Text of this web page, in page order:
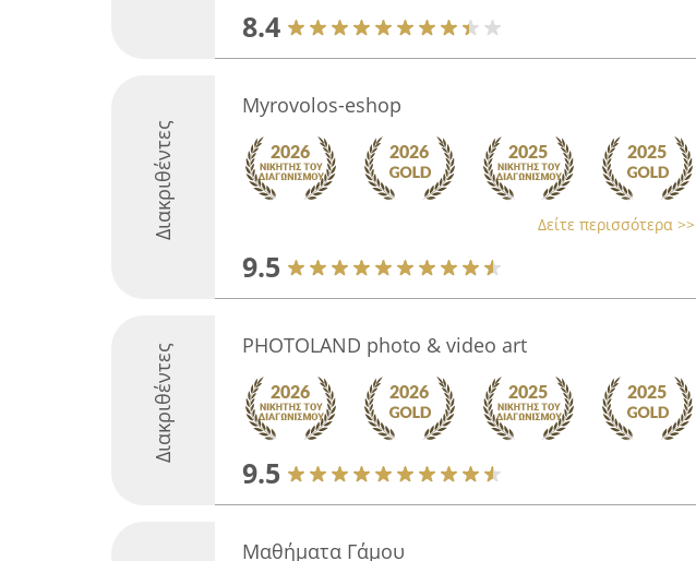
8.4
Διακριθέντες
Myrovolos-eshop
Δείτε περισσότερα >>
9.5
Διακριθέντες PHOTOLAND photo & video art
9.5
Μαθήματα Γάμου